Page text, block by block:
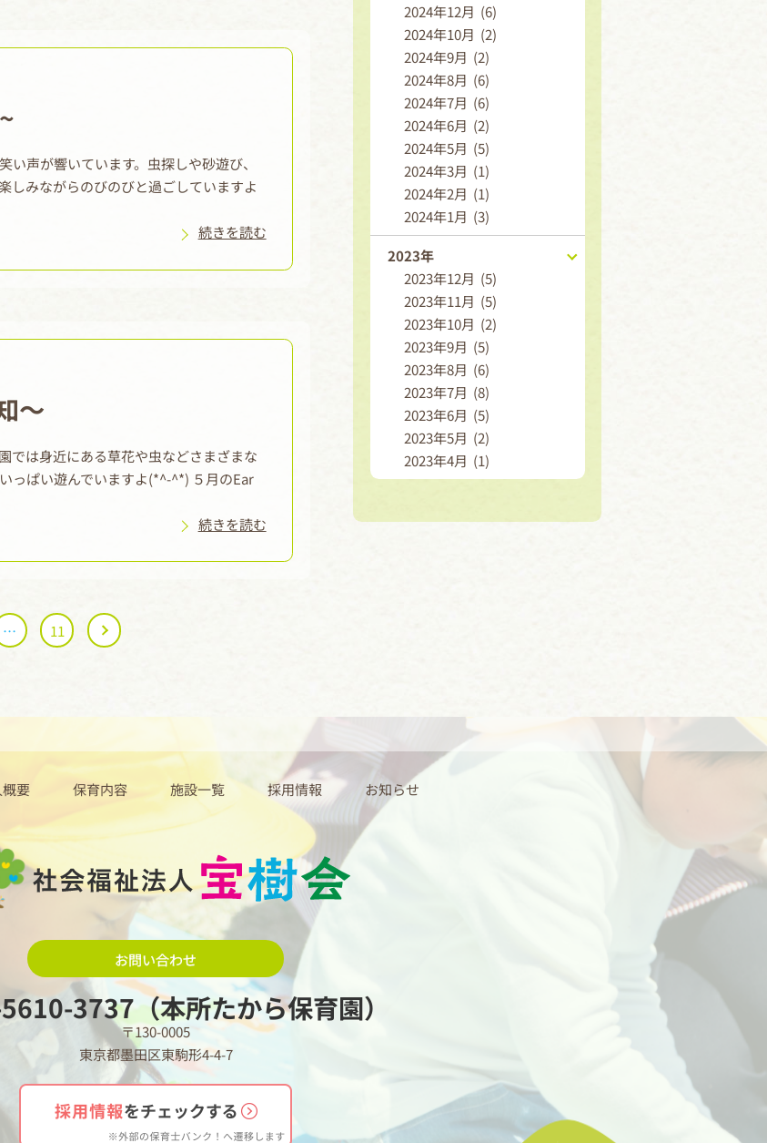
声が響いています。虫探しや砂遊び、
しみながらのびのびと過ごしていますよ
続きを読む
～
では身近にある草花や虫などさまざまな
っぱい遊んでいますよ(*^-^*) ５月のEar
続きを読む
… 11
2024年12月 (6)
2024年10月 (2)
2024年9月 (2)
2024年8月 (6)
2024年7月 (6)
2024年6月 (2)
2024年5月 (5)
2024年3月 (1)
2024年2月 (1)
2024年1月 (3)
2023年
2023年12月 (5)
2023年11月 (5)
2023年10月 (2)
2023年9月 (5)
2023年8月 (6)
2023年7月 (8)
2023年6月 (5)
2023年5月 (2)
2023年4月 (1)
要 保育内容 施設一覧 採用情報 お知らせ
お問い合わせ
3737（本所たから保育園）
〒130-0005
東京都墨田区東駒形4-4-7